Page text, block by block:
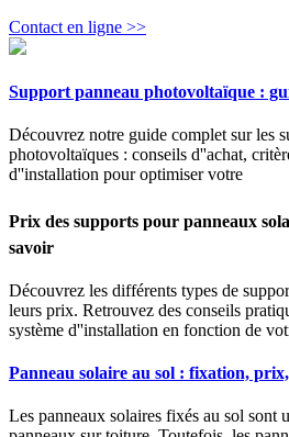
Contact en ligne >>
Support panneau photovoltaïque :
Découvrez notre guide complet sur les
photovoltaïques : conseils d''achat,
d''installation pour optimiser votre
Prix des supports pour panneaux
savoir
Découvrez les différents types de
leurs prix. Retrouvez des conseils
système d''installation en fonction de
Panneau solaire au sol : fixation,
Les panneaux solaires fixés au sol sont